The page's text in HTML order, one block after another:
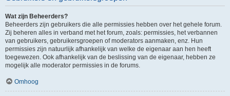
Wat zijn Beheerders?
Beheerders zijn gebruikers die alle permissies hebben over het gehele forum.
Zij beheren alles in verband met het forum, zoals: permissies, het verbannen
van gebruikers, gebruikersgroepen of moderators aanmaken, enz. Hun
permissies zijn natuurlijk afhankelijk van welke de eigenaar aan hen heeft
toegewezen. Ook afhankelijk van de beslissing van de eigenaar, hebben ze
mogelijk alle moderator permissies in de forums.
Omhoog